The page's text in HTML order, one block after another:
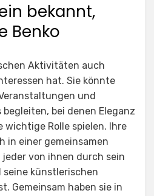
bekannt,
Benko
Aktivitäten auch
hat. Sie könnte
und
bei denen Eleganz
Rolle spielen. Ihre
in einer gemeinsamen
von ihnen durch sein
künstlerischen
Gemeinsam haben sie in